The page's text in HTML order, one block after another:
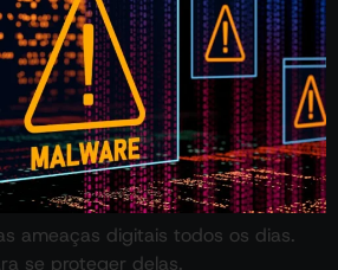
ameaças digitais todos os dias.
se proteger delas.